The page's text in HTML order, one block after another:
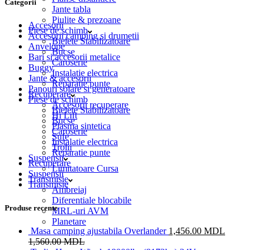
Jante tabla
Piulite & prezoane
Piese de schimb
Bielete Stabilizatoare
Bucse
Caroserie
Instalatie electrica
Reparatie punte
Recuperare
Accesorii recuperare
Hi Lift
Plasma sintetica
Sufe
Trolii
Suspensii
Limitatoare Cursa
Transmisie
Ambreiaj
Diferentiale blocabile
MRL-uri AVM
Planetare
Categorii
Accesorii
Accesorii camping si drumetii
Anvelope
Bari si accesorii metalice
Buggy
Jante & accesorii
Panouri solare si generatoare
Piese de schimb
Bielete Stabilizatoare
Bucse
Caroserie
Instalatie electrica
Reparatie punte
Recuperare
Suspensii
Transmisie
Produse recente
Masa camping ajustabila Overlander 1,456.00 MDL
1,560.00MDL